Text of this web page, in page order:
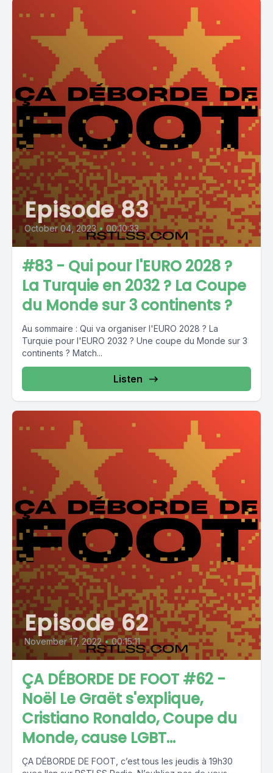
Episode 83
October 04, 2023 • 00:10:33
#83 - Qui pour l'EURO 2028 ?
La Turquie en 2032 ? La Coupe
du Monde sur 3 continents ?
Au sommaire : Qui va organiser l'EURO 2028 ? La
Turquie pour l'EURO 2032 ? Une coupe du Monde sur 3
continents ? Match...
Listen
Episode 62
November 17, 2022 • 00:15:11
ÇA DÉBORDE DE FOOT #62 -
Noël Le Graët s'explique,
Cristiano Ronaldo, Coupe du
Monde, cause LGBT...
ÇA DÉBORDE DE FOOT, c’est tous les jeudis à 19h30